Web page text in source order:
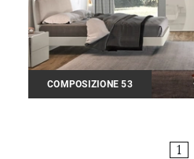
COMPOSIZIONE 53
1